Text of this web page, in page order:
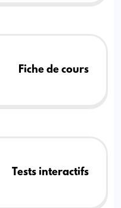
Fiche de cours
Tests interactifs